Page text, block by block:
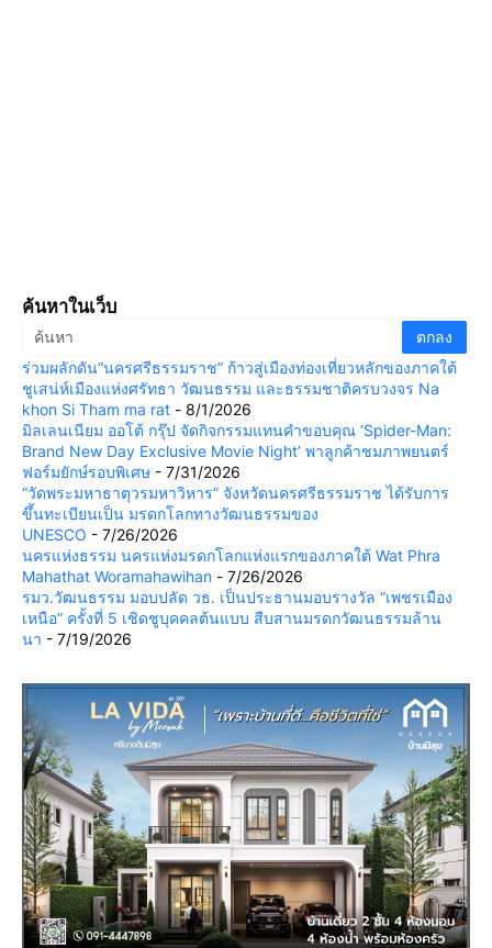
ค้นหาในเว็บ
ร่วมผลักดัน“นครศรีธรรมราช” ก้าวสู่เมืองท่องเที่ยวหลักของภาคใต้
ชูเสน่ห์เมืองแห่งศรัทธา วัฒนธรรม และธรรมชาติครบวงจร Na
khon Si Tham ma rat - 8/1/2026
มิลเลนเนียม ออโต้ กรุ๊ป จัดกิจกรรมแทนคำขอบคุณ ‘Spider-Man:
Brand New Day Exclusive Movie Night’ พาลูกค้าชมภาพยนตร์
ฟอร์มยักษ์รอบพิเศษ - 7/31/2026
“วัดพระมหาธาตุวรมหาวิหาร” จังหวัดนครศรีธรรมราช ได้รับการ
ขึ้นทะเบียนเป็น มรดกโลกทางวัฒนธรรมของ
UNESCO - 7/26/2026
นครแห่งธรรม นครแห่งมรดกโลกแห่งแรกของภาคใต้ Wat Phra
Mahathat Woramahawihan - 7/26/2026
รมว.วัฒนธรรม มอบปลัด วธ. เป็นประธานมอบรางวัล “เพชรเมือง
เหนือ” ครั้งที่ 5 เชิดชูบุคคลต้นแบบ สืบสานมรดกวัฒนธรรมล้าน
นา - 7/19/2026